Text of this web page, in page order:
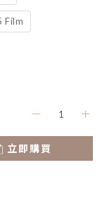
Film
立即購買